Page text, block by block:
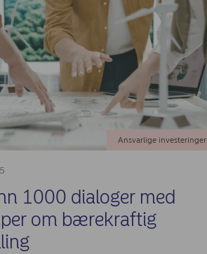
Ansvarlige investeringer
1000 dialoger med
om bærekraftig